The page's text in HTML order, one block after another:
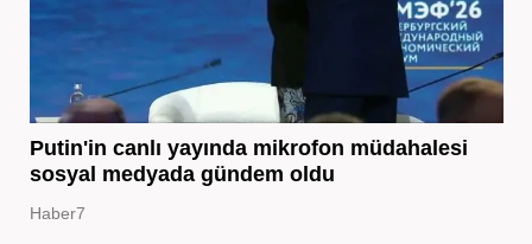
Putin'in canlı yayında mikrofon müdahalesi
sosyal medyada gündem oldu
Haber7